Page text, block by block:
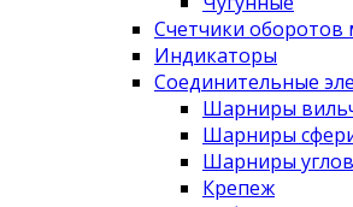
Счетчики оборотов
Индикаторы
Соединительные
Шарниры
Шарниры
Шарниры
Крепеж